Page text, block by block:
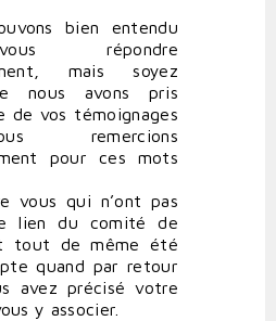
bien entendu
répondre
mais soyez
nous avons pris
de vos témoignages
remercions
pour ces mots
vous qui n’ont pas
lien du comité de
tout de même été
quand par retour
avez précisé votre
y associer.